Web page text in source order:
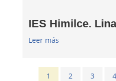
IES Himilce.
Leer más
1 2 3 4